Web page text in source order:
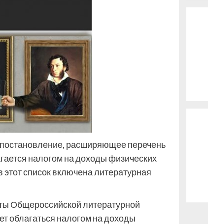
расширяющее перечень
налогом на доходы физических
список включена литературная
Общероссийской литературной
облагаться налогом на доходы